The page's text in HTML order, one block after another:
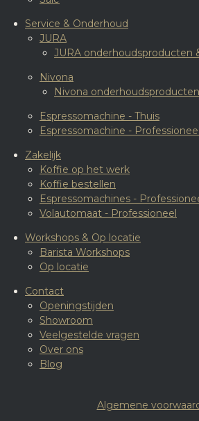
Service & Onderhoud
JURA
JURA onderhoudsproducten
Nivona
Nivona
Espressomachine - Thuis
Espressomachine - Professioneel
Zakelijk
Koffie op het werk
Koffie bestellen
Espressomachines -
Volautomaat - Professioneel
Workshops & Op locatie
Barista Workshops
Op locatie
Contact
Openingstijden
Showroom
Veelgestelde vragen
Over ons
Blog
Algemene